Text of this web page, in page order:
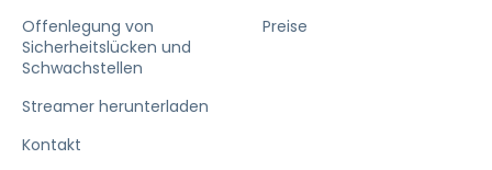
Offenlegung von
Sicherheitslücken und
Schwachstellen
Streamer herunterladen
Kontakt
Preise